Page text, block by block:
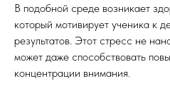
В подобной среде возникает
который мотивирует ученика к
результатов. Этот стресс не
может даже способствовать
концентрации внимания.